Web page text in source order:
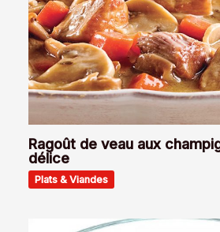
Ragoût de veau aux
délice
Plats & Viandes